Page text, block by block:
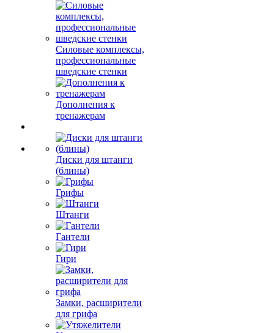
Силовые комплексы,
профессиональные
шведские стенки
Дополнения к
тренажерам
Диски для штанги
(блины)
Грифы
Штанги
Гантели
Гири
Замки, расширители
для грифа